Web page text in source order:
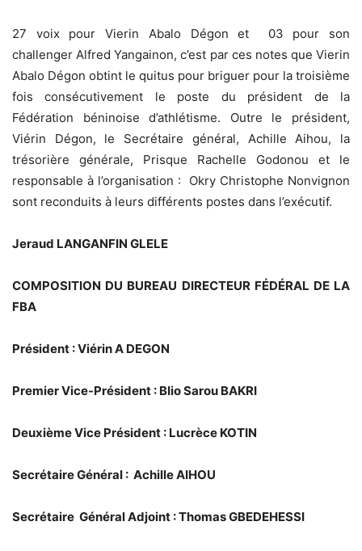
27 voix pour Vierin Abalo Dégon et 03 pour son
challenger Alfred Yangainon, c’est par ces notes que Vierin
Abalo Dégon obtint le quitus pour briguer pour la troisième
fois consécutivement le poste du président de la
Fédération béninoise d’athlétisme. Outre le président,
Viérin Dégon, le Secrétaire général, Achille Aihou, la
trésorière générale, Prisque Rachelle Godonou et le
responsable à l’organisation : Okry Christophe Nonvignon
sont reconduits à leurs différents postes dans l’exécutif.
Jeraud LANGANFIN GLELE
COMPOSITION DU BUREAU DIRECTEUR FÉDÉRAL DE LA
FBA
Président : Viérin A DEGON
Premier Vice-Président : BIio Sarou BAKRI
Deuxième Vice Président : Lucrèce KOTIN
Secrétaire Général : Achille AIHOU
Secrétaire Général Adjoint : Thomas GBEDEHESSI